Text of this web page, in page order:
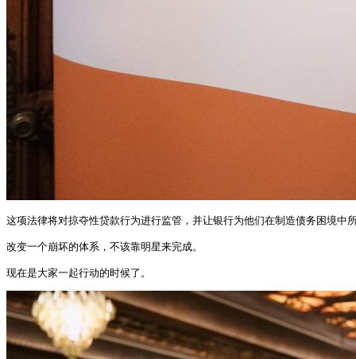
这项法律将对掠夺性贷款行为进行监管，并让银行为他们在制造债务困境中
改变一个崩坏的体系，不该靠明星来完成。
现在是大家一起行动的时候了。